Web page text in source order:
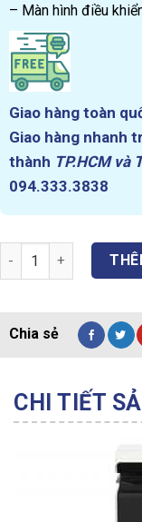
– Màn hình điều
Giao hàng toàn
Giao hàng nhanh
thành TP.HCM và
094.333.3838
Máy Photocopy
CHI TIẾT